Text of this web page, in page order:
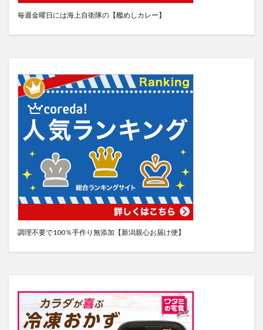
毎週金曜日には海上自衛隊の【艦めしカレー】
調理不要で100％手作り無添加【新潟親心お届け便】